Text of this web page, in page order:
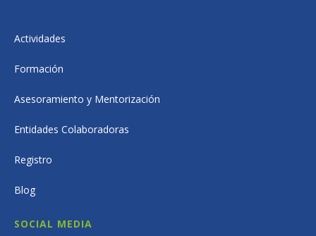
Actividades
Formación
Asesoramiento y Mentorización
Entidades Colaboradoras
Registro
Blog
SOCIAL MEDIA